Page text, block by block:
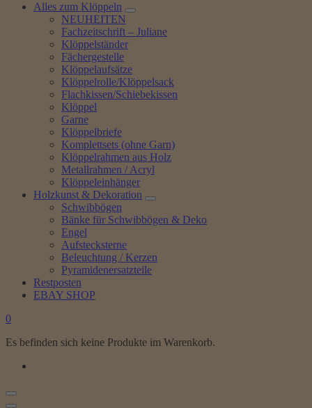
Alles zum Klöppeln
NEUHEITEN
Fachzeitschrift – Juliane
Klöppelständer
Fächergestelle
Klöppelaufsätze
Klöppelrolle/Klöppelsack
Flachkissen/Schiebekissen
Klöppel
Garne
Klöppelbriefe
Komplettsets (ohne Garn)
Klöppelrahmen aus Holz
Metallrahmen / Acryl
Klöppeleinhänger
Holzkunst & Dekoration
Schwibbögen
Bänke für Schwibbögen & Deko
Engel
Aufstecksterne
Beleuchtung / Kerzen
Pyramidenersatzteile
Restposten
EBAY SHOP
0
Es befinden sich keine Produkte im Warenkorb.